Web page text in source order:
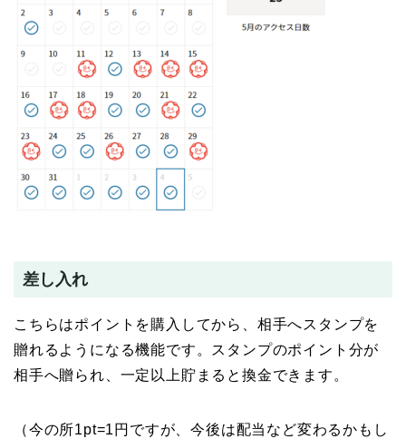
差し入れ
こちらはポイントを購入してから、相手へスタンプを
贈れるようになる機能です。スタンプのポイント分が
相手へ贈られ、一定以上貯まると換金できます。
（今の所1pt=1円ですが、今後は配当など変わるかもし